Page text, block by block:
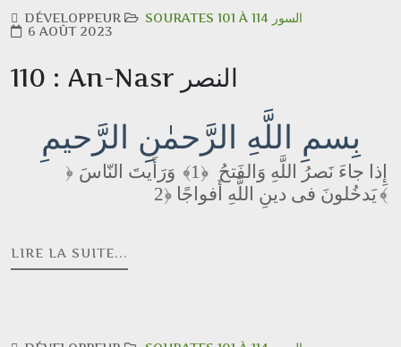
DÉVELOPPEUR
SOURATES 101 À 114 السور
6 AOÛT 2023
110 : An-Nasr النصر
بِسمِ اللَّهِ الرَّحمٰنِ الرَّحيمِ
﴿ إِذا جاءَ نَصرُ اللَّهِ وَالفَتحُ ﴿1﴾
وَرَأَيتَ النّاسَ
يَدخُلونَ فى دينِ اللَّهِ أَفواجًا﴿2﴾
LIRE LA SUITE...